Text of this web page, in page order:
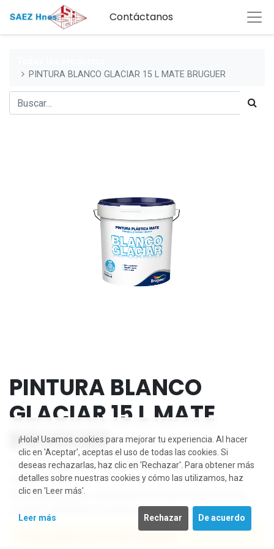
Contáctanos
PINTURA BLANCO GLACIAR 15 L MATE BRUGUER
PINTURA BLANCO
GLACIAR 15 L MATE
BRUGUER
Pintura plástica mate a base de emulsión vinílica.
Interior.
Para la protección y decoración de superficies de yeso,
cemento, albañilería en general.
¡Hola! Usamos cookies para mejorar tu experiencia. Al hacer
clic en 'Aceptar', aceptas el uso de todas las cookies. Si
deseas rechazarlas, haz clic en 'Rechazar'. Para obtener más
detalles sobre nuestras cookies y cómo las utilizamos, haz
clic en 'Leer más'.
Leer más Rechazar De acuerdo